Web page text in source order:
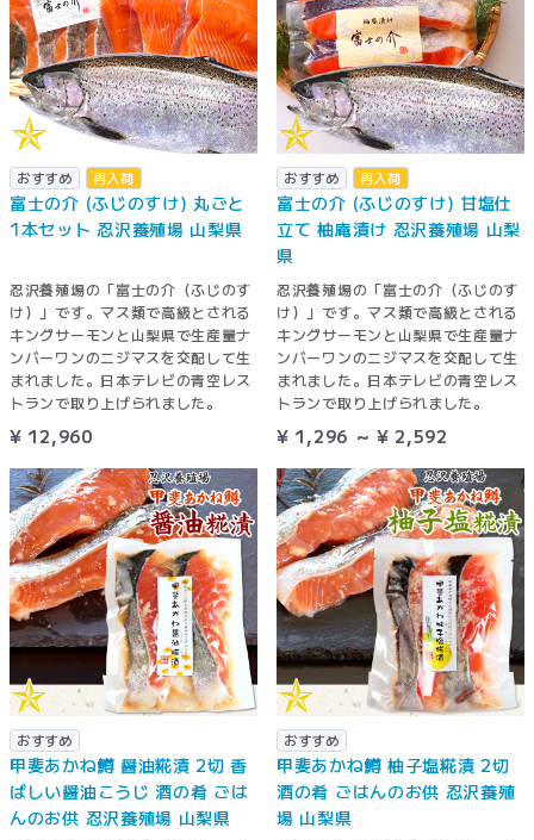
おすすめ 再入荷
富士の介 (ふじのすけ) 丸ごと
1本セット 忍沢養殖場 山梨県
忍沢養殖場の「富士の介（ふじのす
け）」です。マス類で高級とされる
キングサーモンと山梨県で生産量ナ
ンバーワンのニジマスを交配して生
まれました。日本テレビの青空レス
トランで取り上げられました。
¥ 12,960
おすすめ 再入荷
富士の介 (ふじのすけ) 甘塩仕
立て 柚庵漬け 忍沢養殖場 山梨
県
忍沢養殖場の「富士の介（ふじのす
け）」です。マス類で高級とされる
キングサーモンと山梨県で生産量ナ
ンバーワンのニジマスを交配して生
まれました。日本テレビの青空レス
トランで取り上げられました。
¥ 1,296 ～ ¥ 2,592
おすすめ
甲斐あかね鱒 醤油糀漬 2切 香
ばしい醤油こうじ 酒の肴 ごは
んのお供 忍沢養殖場 山梨県
おすすめ
甲斐あかね鱒 柚子塩糀漬 2切
酒の肴 ごはんのお供 忍沢養殖
場 山梨県